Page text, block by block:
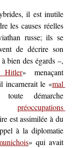
il est inutile
les causes réelles
russe; ils se
de décrire son
bien des égards –,
Hitler» menaçant
incarnerait le «mal
démarche
préoccupations
est assimilée à du
à la diplomatie
» qui avait